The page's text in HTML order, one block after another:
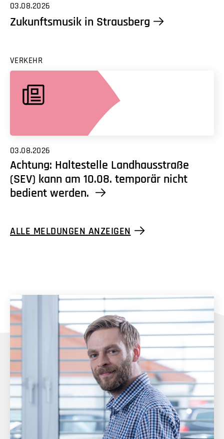
03.08.2026
Zukunftsmusik in Strausberg
VERKEHR
03.08.2026
Achtung: Haltestelle Landhausstraße
(SEV) kann am 10.08. temporär nicht
bedient werden.
ALLE MELDUNGEN ANZEIGEN